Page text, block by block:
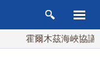
霍爾木茲海峽協議